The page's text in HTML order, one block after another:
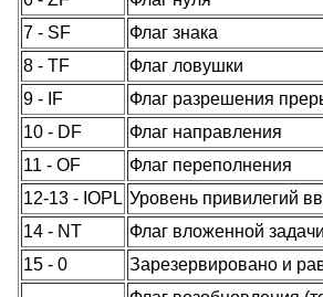
7 - SF
Флаг знака
8 - TF
Флаг ловушки
9 - IF
Флаг разрешения
10 - DF
Флаг направления
11 - OF
Флаг переполнения
12-13 - IOPL Уровень привилегий
14 - NT
Флаг вложенной задачи
15 - 0
Зарезервировано и